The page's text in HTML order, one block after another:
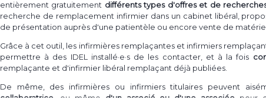
entièrement gratuitement différents types d'offres et de
recherche de remplacement infirmier dans un cabinet libéral,
de présentation auprès d'une patientèle ou encore vente de
Grâce à cet outil, les infirmières remplaçantes et infirmiers
permettre à des IDEL installé·e·s de les contacter, et à la fois
remplaçante et d'infirmier libéral remplaçant déjà publiées.
De même, des infirmières ou infirmiers titulaires peuvent
collaboratrice , ou même d'un associé ou d'une associée pour